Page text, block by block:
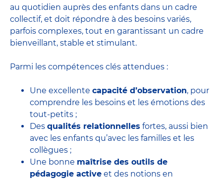
au quotidien auprès des enfants dans un cadre
collectif, et doit répondre à des besoins variés,
parfois complexes, tout en garantissant un cadre
bienveillant, stable et stimulant.
Parmi les compétences clés attendues :
Une excellente capacité d’observation, pour
comprendre les besoins et les émotions des
tout-petits ;
Des qualités relationnelles fortes, aussi bien
avec les enfants qu’avec les familles et les
collègues ;
Une bonne maîtrise des outils de
pédagogie active et des notions en